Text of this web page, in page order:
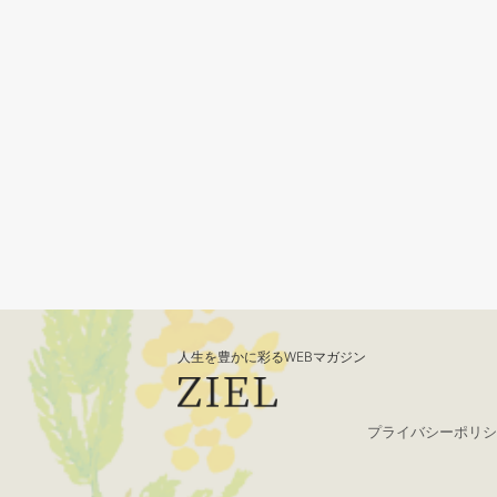
人生を豊かに彩るWEBマガジン
プライバシーポリ